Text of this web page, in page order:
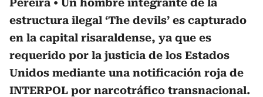
Pereira
Un hombre integrante de la
estructura ilegal ‘The devils’ es capturado
en la capital risaraldense, ya que es
requerido por la justicia de los Estados
Unidos mediante una notificación roja de
INTERPOL por narcotráfico transnacional.